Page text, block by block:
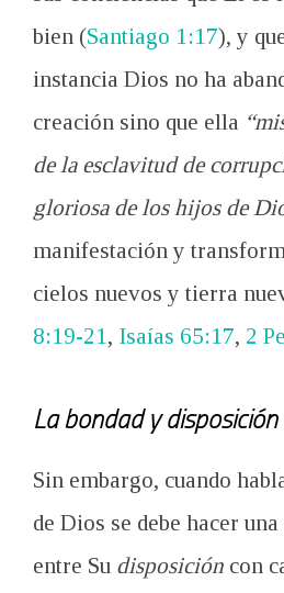
bien (Santiago 1:17), y
instancia Dios no ha
creación sino que ella
de la esclavitud de
gloriosa de los hijos de
manifestación y
cielos nuevos y tierra
8:19-21 , Isaías 65:17, 2
La bondad y
Sin embargo, cuando
de Dios se debe hacer
entre Su disposición con